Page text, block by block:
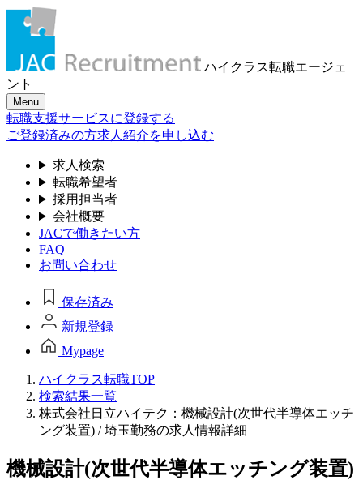
ハイクラス転職エージェ
ント
Menu
転職支援サービスに登録する
ご登録済みの方求人紹介を申し込む
求人検索
転職希望者
採用担当者
会社概要
JACで働きたい方
FAQ
お問い合わせ
保存済み
新規登録
Mypage
ハイクラス転職TOP
検索結果一覧
株式会社日立ハイテク：機械設計(次世代半導体エッチ
ング装置) / 埼玉勤務の求人情報詳細
機械設計(次世代半導体エッチング装置)